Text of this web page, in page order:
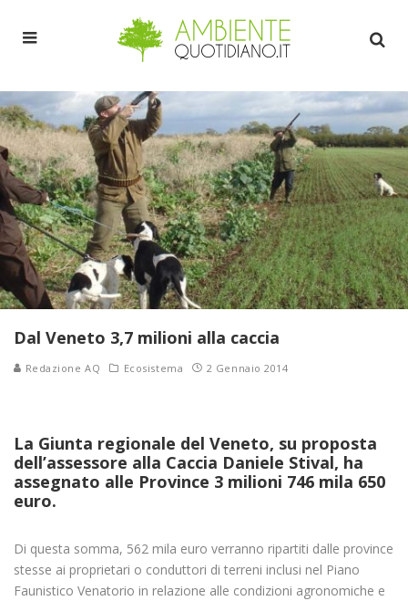
Dal Veneto 3,7 milioni alla caccia
Redazione AQ Ecosistema 2 Gennaio 2014
La Giunta regionale del Veneto, su proposta
dell’assessore alla Caccia Daniele Stival, ha
assegnato alle Province 3 milioni 746 mila 650
euro.
Di questa somma, 562 mila euro verranno ripartiti dalle province
stesse ai proprietari o conduttori di terreni inclusi nel Piano
Faunistico Venatorio in relazione alle condizioni agronomiche e